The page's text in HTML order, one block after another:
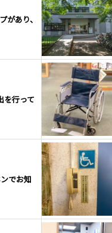
があり、
を行って
でお知